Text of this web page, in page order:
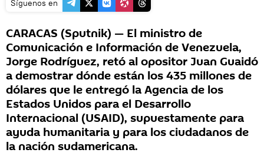
Síguenos en
CARACAS (Sputnik) — El ministro de
Comunicación e Información de Venezuela,
Jorge Rodríguez, retó al opositor Juan Guaidó
a demostrar dónde están los 435 millones de
dólares que le entregó la Agencia de los
Estados Unidos para el Desarrollo
Internacional (USAID), supuestamente para
ayuda humanitaria y para los ciudadanos de
la nación sudamericana.